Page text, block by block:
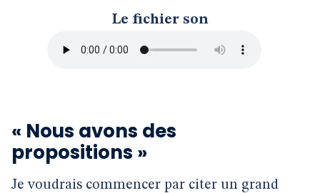
Le fichier son
« Nous avons des
propositions »
Je voudrais commencer par citer un grand